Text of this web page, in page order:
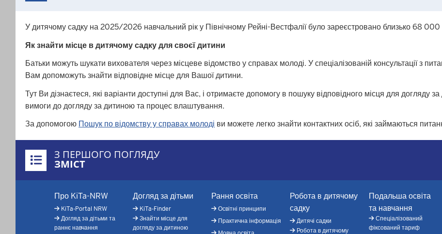
У дитячому садку на 2025/2026 навчальний рік у Північному Рейні-Вестфалії було зареєстровано близько 68 000
Як знайти місце в дитячому садку для своєї дитини
Батьки можуть шукати вихователя через місцеве відомство у справах молоді. У спеціалізованій консультації з
Вам допоможуть знайти відповідне місце для Вашої дитини.
Тут Ви дізнаєтеся, які варіанти доступні для Вас, і отримаєте допомогу в пошуку відповідного місця для догляду
вимоги до догляду за дитиною та процес влаштування.
За допомогою Пошук по відомству у справах молоді ви можете легко знайти контактних осіб, які займаються
Inhalte
З ПЕРШОГО ПОГЛЯДУ
ЗМІСТ
Про KiTa-NRW
KiTa-Portal NRW
Догляд за дітьми та
раннє навчання
Догляд за дітьми
KiTa-Finder
Знайти місце для
догляду за дитиною
Рання освіта
Освітні принципи
Практична інформація
Робота в дитячому
садку
Дитячі садки
Робота в дитячому
Подальша освіта
та навчання
Спеціалізований
фіксований тариф